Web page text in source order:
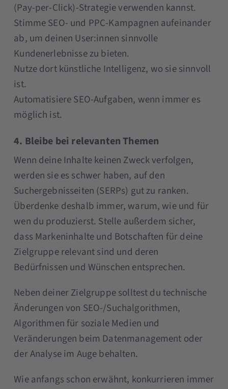
(Pay-per-Click)-Strategie verwenden kannst.
Stimme SEO- und PPC-Kampagnen aufeinander
ab, um deinen User:innen sinnvolle
Kundenerlebnisse zu bieten.
Nutze dort künstliche Intelligenz, wo sie sinnvoll
ist.
Automatisiere SEO-Aufgaben, wenn immer es
möglich ist.
4. Bleibe bei relevanten Themen
Wenn deine Inhalte keinen Zweck verfolgen,
werden sie es schwer haben, auf den
Suchergebnisseiten (SERPs) gut zu ranken.
Überdenke deshalb immer, warum, wie und für
wen du produzierst. Stelle außerdem sicher,
dass Markeninhalte und Botschaften für deine
Zielgruppe relevant sind und deren
Bedürfnissen und Wünschen entsprechen.
Neben deiner Zielgruppe solltest du technische
Änderungen von SEO-/Suchalgorithmen,
Algorithmen für soziale Medien und
Veränderungen beim Datenmanagement oder
der Analyse im Auge behalten.
Wie anfangs schon erwähnt, konkurrieren immer